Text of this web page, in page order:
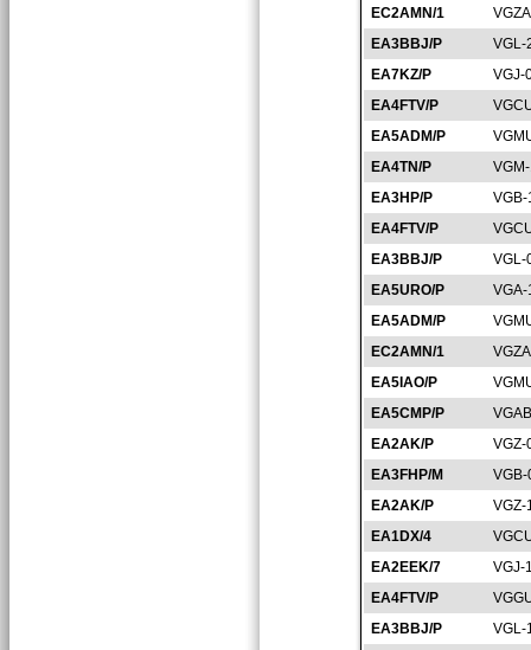
EC2AMN/1
EA3BBJ/P
VGL-
EA7KZ/P
VGJ-
EA4FTV/P
EA5ADM/P
EA4TN/P
EA3HP/P
EA4FTV/P
EA3BBJ/P
VGL-
EA5URO/P
EA5ADM/P
EC2AMN/1
EA5IAO/P
EA5CMP/P
EA2AK/P
VGZ-
EA3FHP/M
EA2AK/P
VGZ-
EA1DX/4
EA2EEK/7
VGJ-
EA4FTV/P
EA3BBJ/P
VGL-